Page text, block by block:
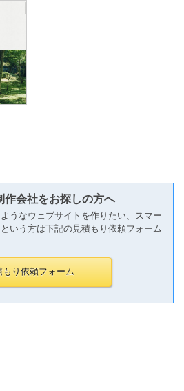
作会社をお探しの方へ
うなウェブサイトを作りたい、スマー
いう方は下記の見積もり依頼フォーム